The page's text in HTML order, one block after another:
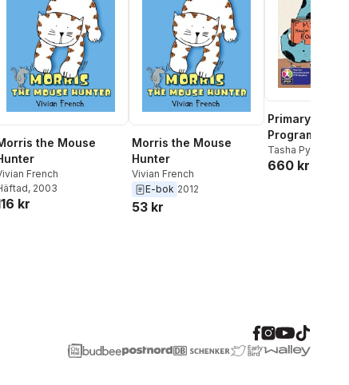
the Mouse
French
, 2003
kr
Morris the Mouse
Hunter
Vivian French
E-bok 2012
53 kr
Primary Years
Programme
Blue Goo
Tasha Pym
660 kr